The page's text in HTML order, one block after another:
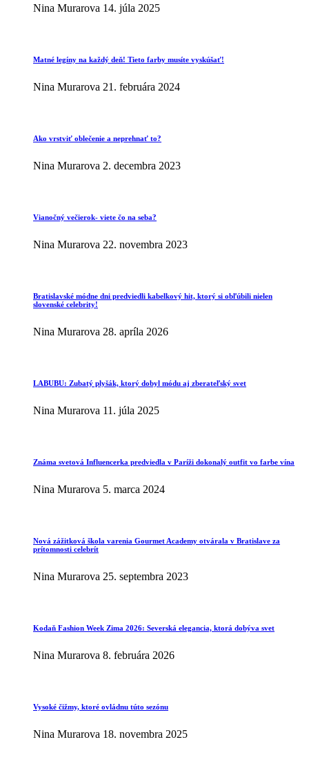
Nina Murarova 14. júla 2025
Matné legíny na každý deň! Tieto farby musíte vyskúšať!
Nina Murarova 21. februára 2024
Ako vrstviť oblečenie a neprehnať to?
Nina Murarova 2. decembra 2023
Vianočný večierok- viete čo na seba?
Nina Murarova 22. novembra 2023
Bratislavské módne dni predviedli kabelkový hit, ktorý si obľúbili nielen
slovenské celebrity!
Nina Murarova 28. apríla 2026
LABUBU: Zubatý plyšák, ktorý dobyl módu aj zberateľský svet
Nina Murarova 11. júla 2025
Známa svetová Influencerka predviedla v Paríži dokonalý outfit vo farbe vína
Nina Murarova 5. marca 2024
Nová zážitková škola varenia Gourmet Academy otvárala v Bratislave za
prítomnosti celebrít
Nina Murarova 25. septembra 2023
Kodaň Fashion Week Zima 2026: Severská elegancia, ktorá dobýva svet
Nina Murarova 8. februára 2026
Vysoké čižmy, ktoré ovládnu túto sezónu
Nina Murarova 18. novembra 2025